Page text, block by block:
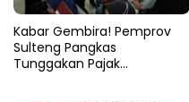
Kabar Gembira! Pemprov
Sulteng Pangkas
Tunggakan Pajak